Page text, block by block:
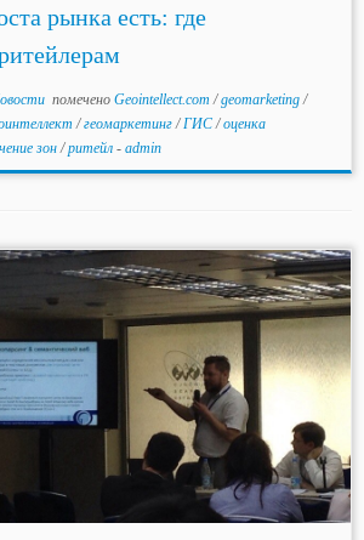
рынка есть: где
помечено Geointellect.com/geomarketing/
/геомаркетинг/ГИС/оценка
зон/ритейл - admin